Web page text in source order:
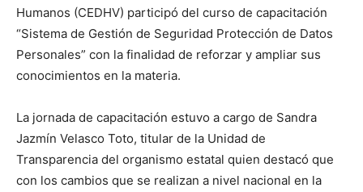
Humanos (CEDHV) participó del curso de capacitación
“Sistema de Gestión de Seguridad Protección de Datos
Personales” con la finalidad de reforzar y ampliar sus
conocimientos en la materia.
La jornada de capacitación estuvo a cargo de Sandra
Jazmín Velasco Toto, titular de la Unidad de
Transparencia del organismo estatal quien destacó que
con los cambios que se realizan a nivel nacional en la